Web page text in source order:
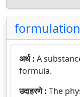
formulation
अर्थ : A
formula.
उदाहरणे : The